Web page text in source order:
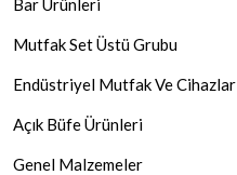
Bar Ürünleri
Mutfak Set Üstü Grubu
Endüstriyel Mutfak Ve Cihazlar
Açık Büfe Ürünleri
Genel Malzemeler